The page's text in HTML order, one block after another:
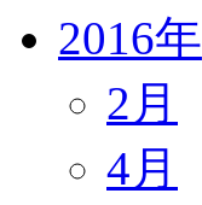
2016年
2月
4月